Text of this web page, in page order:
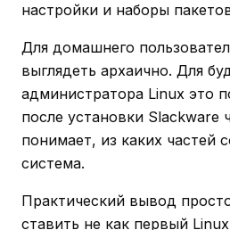
настройки и наборы
Для домашнего
выглядеть архаично. Для
администратора Linux это
после установки Slackware
понимает, из каких частей
система.
Практический вывод
ставить не как первый